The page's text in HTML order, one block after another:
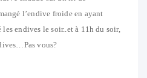
l’endive froide en ayant
les endives le soir..et à 11h du soir,
vous?